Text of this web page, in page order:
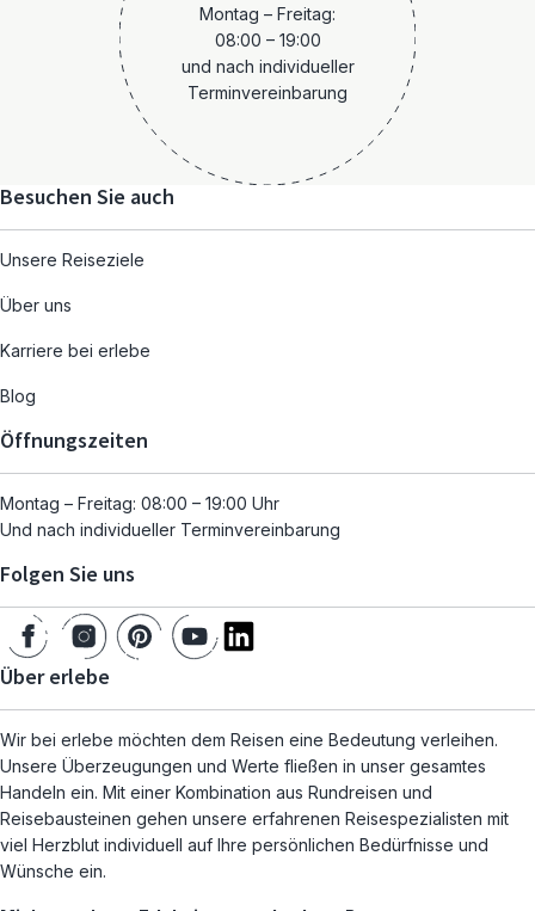
Montag – Freitag:
08:00 – 19:00
und nach individueller
Terminvereinbarung
Besuchen Sie auch
Unsere Reiseziele
Über uns
Karriere bei erlebe
Blog
Öffnungszeiten
Montag – Freitag: 08:00 – 19:00 Uhr
Und nach individueller Terminvereinbarung
Folgen Sie uns
Über erlebe
Wir bei erlebe möchten dem Reisen eine Bedeutung verleihen.
Unsere Überzeugungen und Werte fließen in unser gesamtes
Handeln ein. Mit einer Kombination aus Rundreisen und
Reisebausteinen gehen unsere erfahrenen Reisespezialisten mit
viel Herzblut individuell auf Ihre persönlichen Bedürfnisse und
Wünsche ein.